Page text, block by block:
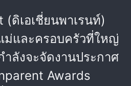
ดิเอเชี่ยนพาเรนท์)
ม่และครอบครัวที่ใหญ่
ลังจะจัดงานประกาศ
Awards